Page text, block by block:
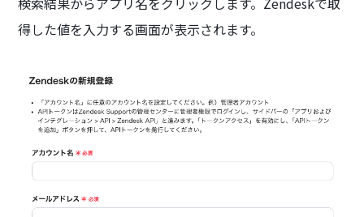
得した値を入力する画面が表示されます。